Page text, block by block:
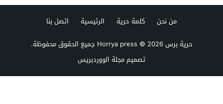
من نحن كلمة حرية الرئيسية
اتصل بنا
حرية برس Horrya press© 2026 جميع الحقوق محفوظة.
تصميممجلة الووردبريس